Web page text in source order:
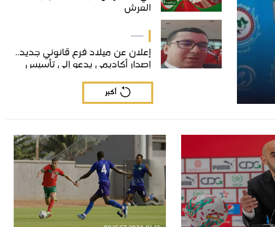
العرش
العرش
-----
إعلان عن ميلاد فرع قانوني جديد..
إصدار أكاديمي يدعو إلى تأسيس
"القانون الدولي الخاص المسطري"
بالمغرب
إعلان عن ميلاد فرع قانوني جديد..
إصدار أكاديمي يدعو إلى تأسيس
"القانون الدولي الخاص المسطري"
بالمغربأكبر